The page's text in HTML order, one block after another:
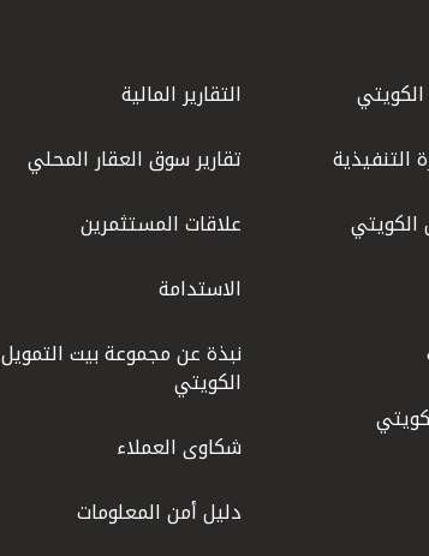
التنفيذية
الكويتي
التقارير المالية
تقارير سوق العقار المحلي
علاقات المستثمرين
الاستدامة
نبذة عن مجموعة بيت التمويل
الكويتي
شكاوى العملاء
دليل أمن المعلومات